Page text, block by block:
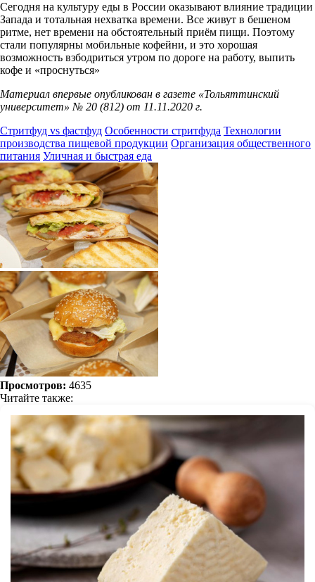
Сегодня на культуру еды в России оказывают влияние традиции
Запада и тотальная нехватка времени. Все живут в бешеном
ритме, нет времени на обстоятельный приём пищи. Поэтому
стали популярны мобильные кофейни, и это хорошая
возможность взбодриться утром по дороге на работу, выпить
кофе и «проснуться»
Материал впервые опубликован в газете «Тольяттинский
университет» № 20 (812) от 11.11.2020 г.
Стритфуд vs фастфуд Особенности стритфуда Технологии
производства пищевой продукции Организация общественного
питания Уличная и быстрая еда
Просмотров: 4635
Читайте также: